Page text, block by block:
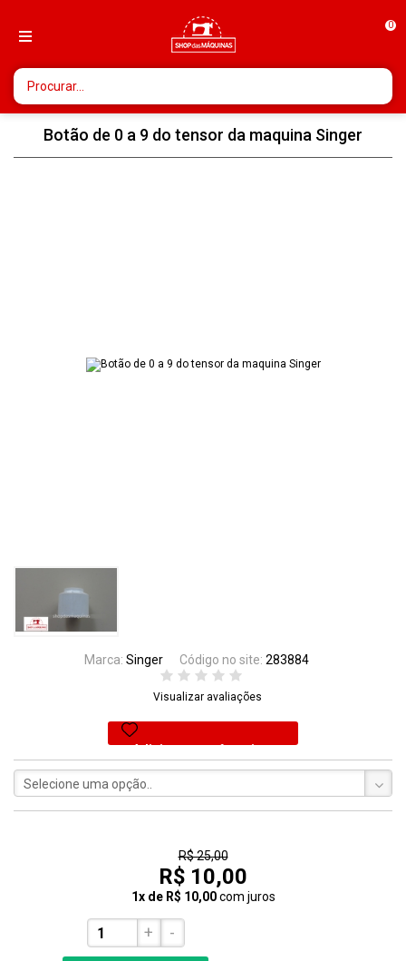
0
Botão de 0 a 9 do tensor da maquina Singer
Marca: Singer Código no site: 283884
Visualizar avaliações
Adicionar aos favoritos
Selecione uma opção..
R$ 25,00
R$ 10,00
1x de R$ 10,00 com juros
+ -